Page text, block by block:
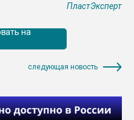
ПластЭксперт
на
следующая новость